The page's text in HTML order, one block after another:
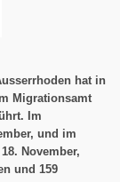
hat in
Migrationsamt
Im
und im
November,
und 159